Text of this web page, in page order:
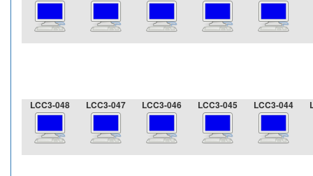
LCC3-048 LCC3-047 LCC3-046 LCC3-045 LCC3-044